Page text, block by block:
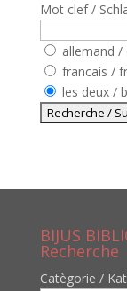
Mot clef /
allemand /
francais /
les deux /
BIJUS
Recherche
Catègorie /